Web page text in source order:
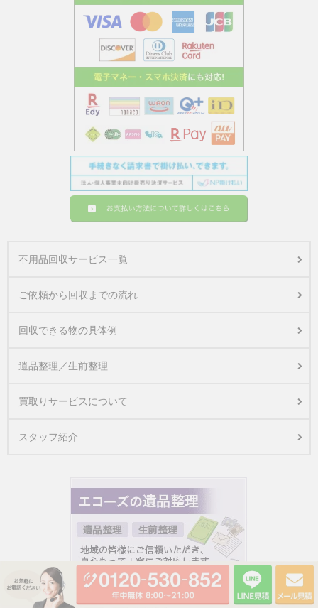
不用品回収サービス一覧
ご依頼から回収までの流れ
回収できる物の具体例
遺品整理／生前整理
買取りサービスについて
スタッフ紹介